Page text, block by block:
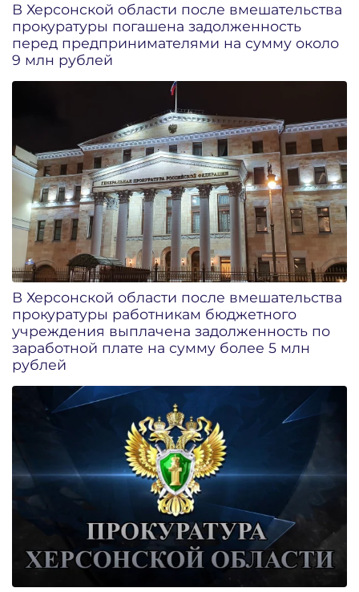
В Херсонской области после вмешательства
прокуратуры погашена задолженность
перед предпринимателями на сумму около
9 млн рублей
В Херсонской области после вмешательства
прокуратуры работникам бюджетного
учреждения выплачена задолженность по
заработной плате на сумму более 5 млн
рублей